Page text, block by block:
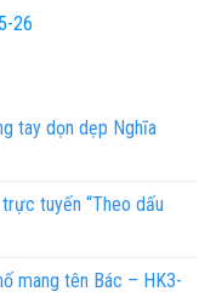
26
tay dọn dẹp Nghĩa
tuyến “Theo dấu
mang tên Bác – HK3-